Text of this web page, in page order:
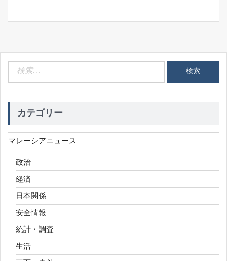
カテゴリー
マレーシアニュース
政治
経済
日本関係
安全情報
統計・調査
生活